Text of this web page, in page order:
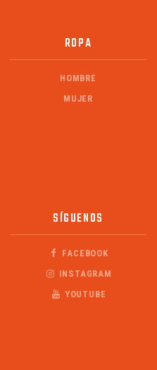
ROPA
HOMBRE
MUJER
SÍGUENOS
FACEBOOK
INSTAGRAM
YOUTUBE